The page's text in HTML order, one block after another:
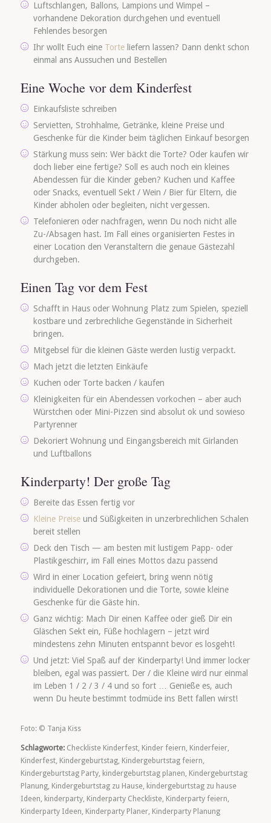
Luftschlangen, Ballons, Lampions und Wimpel –
vorhandene Dekoration durchgehen und eventuell
Fehlendes besorgen
Ihr wollt Euch eine Torteliefern lassen? Dann denkt schon
einmal ans Aussuchen und Bestellen
Eine Woche vor dem Kinderfest
Einkaufsliste schreiben
Servietten, Strohhalme, Getränke, kleine Preise und
Geschenke für die Kinder beim täglichen Einkauf besorgen
Stärkung muss sein: Wer bäckt die Torte? Oder kaufen wir
doch lieber eine fertige? Soll es auch noch ein kleines
Abendessen für die Kinder geben? Kuchen und Kaffee
oder Snacks, eventuell Sekt / Wein / Bier für Eltern, die
Kinder abholen oder begleiten, nicht vergessen.
Telefonieren oder nachfragen, wenn Du noch nicht alle
Zu-/Absagen hast. Im Fall eines organisierten Festes in
einer Location den Veranstaltern die genaue Gästezahl
durchgeben.
Einen Tag vor dem Fest
Schafft in Haus oder Wohnung Platz zum Spielen, speziell
kostbare und zerbrechliche Gegenstände in Sicherheit
bringen.
Mitgebsel für die kleinen Gäste werden lustig verpackt.
Mach jetzt die letzten Einkäufe
Kuchen oder Torte backen / kaufen
Kleinigkeiten für ein Abendessen vorkochen – aber auch
Würstchen oder Mini-Pizzen sind absolut ok und sowieso
Partyrenner
Dekoriert Wohnung und Eingangsbereich mit Girlanden
und Luftballons
Kinderparty! Der große Tag
Bereite das Essen fertig vor
Kleine Preiseund Süßigkeiten in unzerbrechlichen Schalen
bereit stellen
Deck den Tisch — am besten mit lustigem Papp- oder
Plastikgeschirr, im Fall eines Mottos dazu passend
Wird in einer Location gefeiert, bring wenn nötig
individuelle Dekorationen und die Torte, sowie kleine
Geschenke für die Gäste hin.
Ganz wichtig: Mach Dir einen Kaffee oder gieß Dir ein
Gläschen Sekt ein, Füße hochlagern – jetzt wird
mindestens zehn Minuten entspannt bevor es losgeht!
Und jetzt: Viel Spaß auf der Kinderparty! Und immer locker
bleiben, egal was passiert. Der / die Kleine wird nur einmal
im Leben 1 / 2 / 3 / 4 und so fort … Genieße es, auch
wenn Du heute bestimmt todmüde ins Bett fallen wirst!
Foto: © Tanja Kiss
Schlagworte: Checkliste Kinderfest, Kinder feiern Kinderfeier,
Kinderfest, Kindergeburtstag, Kindergeburtstag feiern
Kindergeburtstag Party, kindergeburtstag planen Kindergeburtstag
Planung, Kindergeburtstag zu Hause, kindergeburtstag zu hause
Ideen kinderparty, Kinderparty Checkliste, Kinderparty feiern
Kinderparty Ideen Kinderparty Planer, Kinderparty Planung